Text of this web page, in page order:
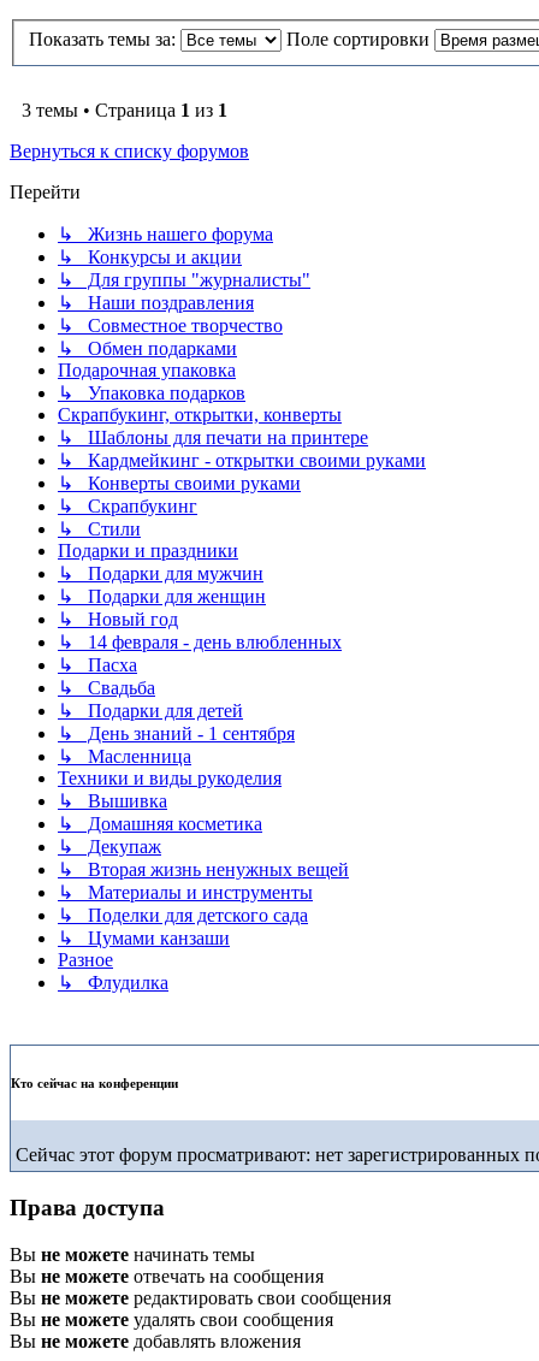
Показать темы за: Поле сортировки
3 темы • Страница 1 из 1
Вернуться к списку форумов
Перейти
↳ Жизнь нашего форума
↳ Конкурсы и акции
↳ Для группы "журналисты"
↳ Наши поздравления
↳ Совместное творчество
↳ Обмен подарками
Подарочная упаковка
↳ Упаковка подарков
Скрапбукинг, открытки, конверты
↳ Шаблоны для печати на принтере
↳ Кардмейкинг - открытки своими руками
↳ Конверты своими руками
↳ Скрапбукинг
↳ Стили
Подарки и праздники
↳ Подарки для мужчин
↳ Подарки для женщин
↳ Новый год
↳ 14 февраля - день влюбленных
↳ Пасха
↳ Свадьба
↳ Подарки для детей
↳ День знаний - 1 сентября
↳ Масленница
Техники и виды рукоделия
↳ Вышивка
↳ Домашняя косметика
↳ Декупаж
↳ Вторая жизнь ненужных вещей
↳ Материалы и инструменты
↳ Поделки для детского сада
↳ Цумами канзаши
Разное
↳ Флудилка
Кто сейчас на конференции
Сейчас этот форум просматривают: нет зарегистрированных
Права доступа
Вы не можете начинать темы
Вы не можете отвечать на сообщения
Вы не можете редактировать свои сообщения
Вы не можете удалять свои сообщения
Вы не можете добавлять вложения